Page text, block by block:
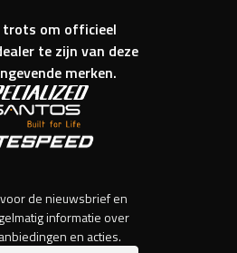
om officieel
te zijn van deze
merken.
de nieuwsbrief en
informatie over
en acties.